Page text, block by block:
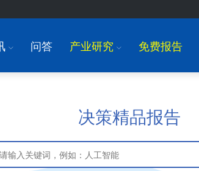
I 问答 产业研究 I 免费报告
决策精品报告